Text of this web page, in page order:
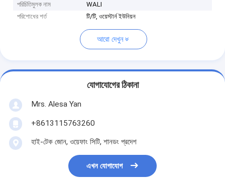
পরিচিতিমুলক নাম
WALI
পরিশোধের শর্ত
টি/টি, ওয়েস্টার্ন ইউনিয়ন
আরো দেখুন
যোগাযোগের ঠিকানা
Mrs. Alesa Yan
+8613115763260
হাই-টেক জোন, ওয়েফাং সিটি, শানডং প্রদেশ
এখন যোগাযোগ